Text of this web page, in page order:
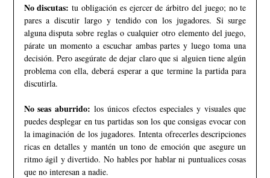
No discutas: tu obligación es ejercer de árbitro del juego; no te
pares a discutir largo y tendido con los jugadores. Si surge
alguna disputa sobre reglas o cualquier otro elemento del juego,
párate un momento a escuchar ambas partes y luego toma una
decisión. Pero asegúrate de dejar claro que si alguien tiene algún
problema con ella, deberá esperar a que termine la partida para
discutirla.
No seas aburrido: los únicos efectos especiales y visuales que
puedes desplegar en tus partidas son los que consigas evocar con
la imaginación de los jugadores. Intenta ofrecerles descripciones
ricas en detalles y mantén un tono de emoción que asegure un
ritmo ágil y divertido. No hables por hablar ni puntualices cosas
que no interesan a nadie.